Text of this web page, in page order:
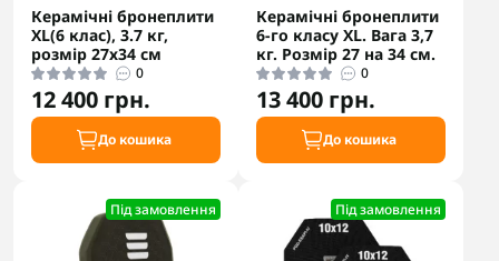
Керамічні бронеплити
XL(6 клас), 3.7 кг,
розмір 27х34 см
0
12 400 грн.
До кошика
Керамічні бронеплити
6-го класу XL. Вага 3,7
кг. Розмір 27 на 34 см.
0
13 400 грн.
До кошика
Під замовлення Під замовлення